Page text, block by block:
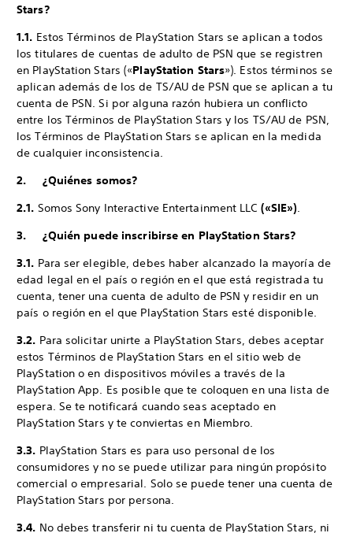
Stars?
1.1. Estos Términos de PlayStation Stars se aplican a todos
los titulares de cuentas de adulto de PSN que se registren
en PlayStation Stars («PlayStation Stars»). Estos términos se
aplican además de los de TS/AU de PSN que se aplican a tu
cuenta de PSN. Si por alguna razón hubiera un conflicto
entre los Términos de PlayStation Stars y los TS/AU de PSN,
los Términos de PlayStation Stars se aplican en la medida
de cualquier inconsistencia.
2. ¿Quiénes somos?
2.1. Somos Sony Interactive Entertainment LLC («SIE»).
3. ¿Quién puede inscribirse en PlayStation Stars?
3.1. Para ser elegible, debes haber alcanzado la mayoría de
edad legal en el país o región en el que está registrada tu
cuenta, tener una cuenta de adulto de PSN y residir en un
país o región en el que PlayStation Stars esté disponible.
3.2. Para solicitar unirte a PlayStation Stars, debes aceptar
estos Términos de PlayStation Stars en el sitio web de
PlayStation o en dispositivos móviles a través de la
PlayStation App. Es posible que te coloquen en una lista de
espera. Se te notificará cuando seas aceptado en
PlayStation Stars y te conviertas en Miembro.
3.3. PlayStation Stars es para uso personal de los
consumidores y no se puede utilizar para ningún propósito
comercial o empresarial. Solo se puede tener una cuenta de
PlayStation Stars por persona.
3.4. No debes transferir ni tu cuenta de PlayStation Stars, ni